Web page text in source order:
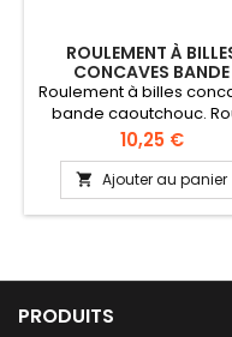
ROULEMENT À
CONCAVES BANDE
CAOUTCHOUC
Roulement à billes
bande caoutchouc.
intérieure et extérieure
acier. Charge maxi 40
PRODUIT NON STOCKE -
COMMANDE
250 pièces.
Prix
10,25 €
 Ajouter au panier
PRODUITS